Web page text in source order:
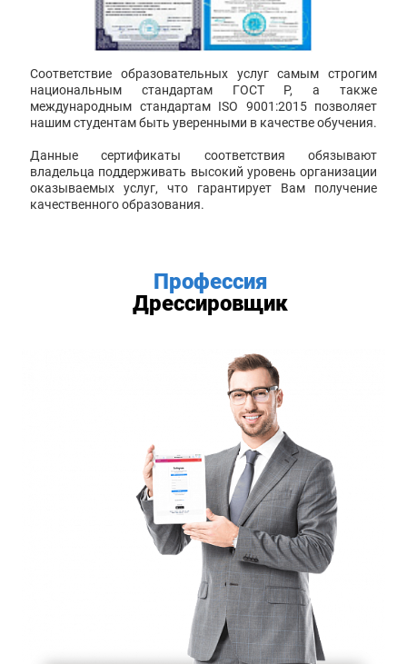
Соответствие образовательных услуг самым строгим
национальным стандартам ГОСТ Р, а также
международным стандартам ISO 9001:2015 позволяет
нашим студентам быть уверенными в качестве обучения.
Данные сертификаты соответствия обязывают
владельца поддерживать высокий уровень организации
оказываемых услуг, что гарантирует Вам получение
качественного образования.
Профессия
Дрессировщик